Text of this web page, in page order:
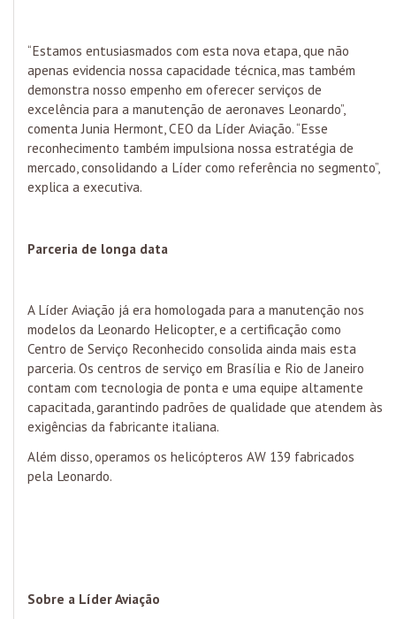
“Estamos entusiasmados com esta nova etapa, que não
apenas evidencia nossa capacidade técnica, mas também
demonstra nosso empenho em oferecer serviços de
excelência para a manutenção de aeronaves Leonardo”,
comenta Junia Hermont, CEO da Líder Aviação. “Esse
reconhecimento também impulsiona nossa estratégia de
mercado, consolidando a Líder como referência no segmento”,
explica a executiva.
Parceria de longa data
A Líder Aviação já era homologada para a manutenção nos
modelos da Leonardo Helicopter, e a certificação como
Centro de Serviço Reconhecido consolida ainda mais esta
parceria. Os centros de serviço em Brasília e Rio de Janeiro
contam com tecnologia de ponta e uma equipe altamente
capacitada, garantindo padrões de qualidade que atendem às
exigências da fabricante italiana.
Além disso, operamos os helicópteros AW 139 fabricados
pela Leonardo.
Sobre a Líder Aviação